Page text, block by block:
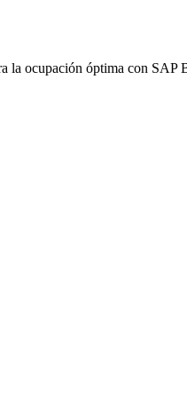
la ocupación óptima con SAP